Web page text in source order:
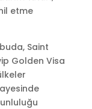
etme
Saint
Golden Visa